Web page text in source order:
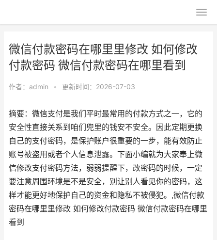
微信付款密码在哪里里修改 如何修改
付款密码 微信付款密码在哪里看到
作者： admin • 更新时间：2026-07-03
摘要：微信支付是我们平时最常用的付款方式之一，它的
安全性直接关系到咱们兜里的钱安不安全。因此定期更换
自己的支付密码，是保护账户很重要的一步，能有效防止
账号被盗用或者个人信息泄露。下面小编就为大家奉上微
信修改支付密码方法，弱弱提醒下，改密码的时候，一定
要注意周围环境是不是安全，别让别人看见你的密码，这
样才能更好地保护自己的资金和隐私不被侵犯。,微信付款
密码在哪里里修改 如何修改付款密码 微信付款密码在哪里
看到